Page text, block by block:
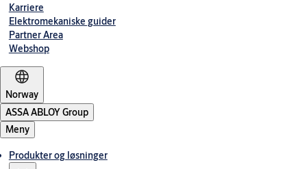
Karriere
Elektromekaniske guider
Partner Area
Webshop
Norway
ASSA ABLOY Group
Meny
Produkter og løsninger